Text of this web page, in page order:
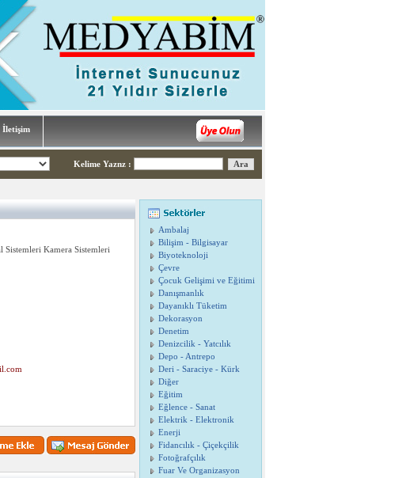
İletişim
Kelime Yaznz :
Sistemleri Kamera Sistemleri
Ambalaj
Bilişim - Bilgisayar
Biyoteknoloji
Çevre
Çocuk Gelişimi ve Eğitimi
Danışmanlık
Dayanıklı Tüketim
Dekorasyon
Denetim
Denizcilik - Yatcılık
Depo - Antrepo
Deri - Saraciye - Kürk
Diğer
Eğitim
Eğlence - Sanat
Elektrik - Elektronik
Enerji
Fidancılık - Çiçekçilik
Fotoğrafçılık
Fuar Ve Organizasyon